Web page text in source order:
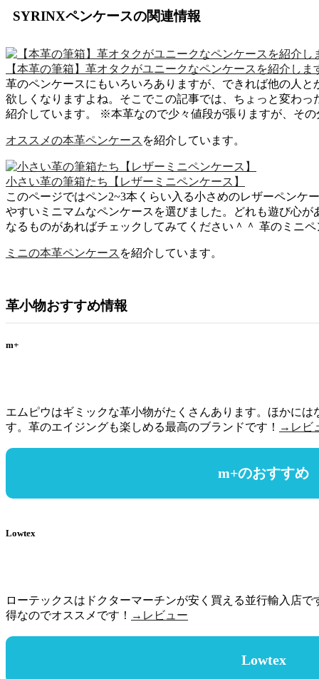
SYRINXペンケースの関連情報
【本革の筆箱】革オタクがユニークなペンケースを紹介しま
革のペンケースにもいろいろありますが、できれば他の人
欲しくなりますよね。そこでこの記事では、ちょっと変わ
紹介しています。 ※本革なので少々値段が張りますが、その
オススメの本革ペンケース を紹介しています。
小さい革の筆箱たち【レザーミニペンケース】
このページではペン2~3本くらい入る小さめのレザーペンケ
やすいミニマムなペンケースを選びました。どれも遊び心
なるものがあればチェックしてみてください＾＾ 革のミニ
ミニの本革ペンケース を紹介しています。
革小物おすすめ情報
m+
エムピウはギミックな革小物がたくさんあります。ほかに
す。革のエイジングも楽しめる最高のブランドです！ →レビ
m+のおすすめ
Lowtex
ローテックスはドクターマーチンが安く買える並行輸入店
得なのでオススメです！ →レビュー
Lowtex